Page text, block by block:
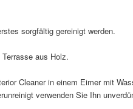
sorgfältig gereinigt werden.
aus Holz.
Cleaner in einem Eimer mit
verwenden Sie Ihn